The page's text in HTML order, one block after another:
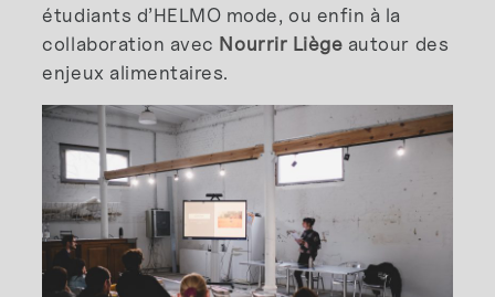
étudiants d’HELMO mode, ou enfin à la
collaboration avec Nourrir Liège autour des
enjeux alimentaires.